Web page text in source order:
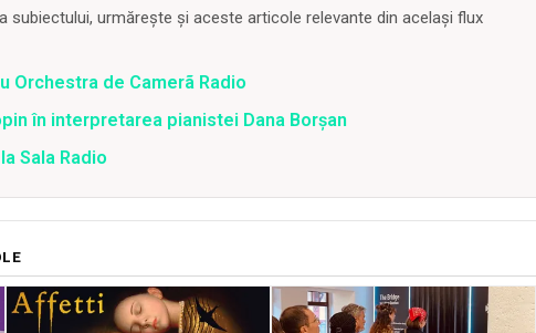
subiectului, urmărește și aceste articole relevante din același flux
Orchestra de Camerã Radio
în interpretarea pianistei Dana Borșan
Sala Radio